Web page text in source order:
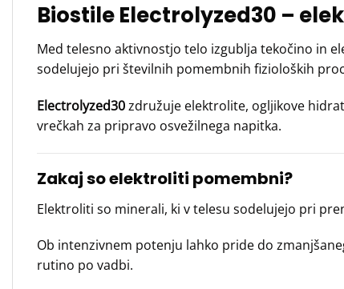
Biostile Electrolyzed30 –
Med telesno aktivnostjo telo izgublja tekočino in
sodelujejo pri številnih pomembnih fizioloških
Electrolyzed30združuje elektrolite, ogljikove
vrečkah za pripravo osvežilnega napitka.
Zakaj so elektroliti pomembni?
Elektroliti so minerali, ki v telesu sodelujejo pri
Ob intenzivnem potenju lahko pride do
rutino po vadbi.